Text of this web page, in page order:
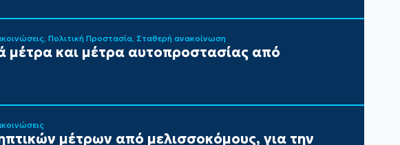
Πολιτική Προστασία Σταθερή ανακοίνωση
μέτρα και μέτρα αυτοπροστασίας από
μέτρων από μελισσοκόμους, για την